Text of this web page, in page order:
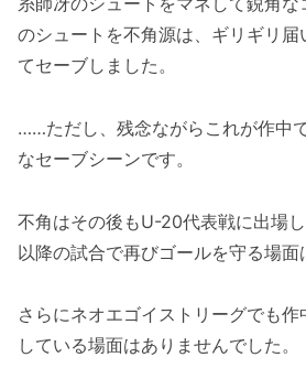
のシュートを不角源は、ギリギリ届
てセーブしました。
……ただし、残念ながらこれが作中
なセーブシーンです。
不角はその後もU-20代表戦に出場
以降の試合で再びゴールを守る場面
さらにネオエゴイストリーグでも
している場面はありませんでした。